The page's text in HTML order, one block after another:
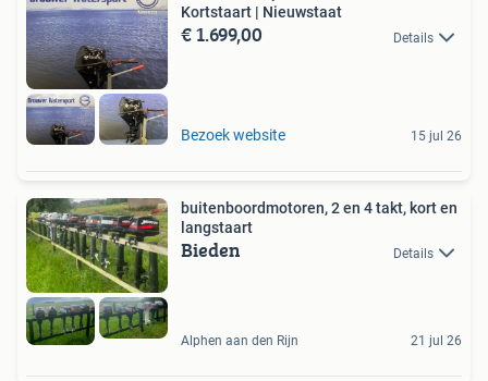
Kortstaart | Nieuwstaat
€ 1.699,00 Details
Bezoek website 15 jul 26
buitenboordmotoren, 2 en 4 takt, kort en
langstaart
Bieden Details
Alphen aan den Rijn 21 jul 26